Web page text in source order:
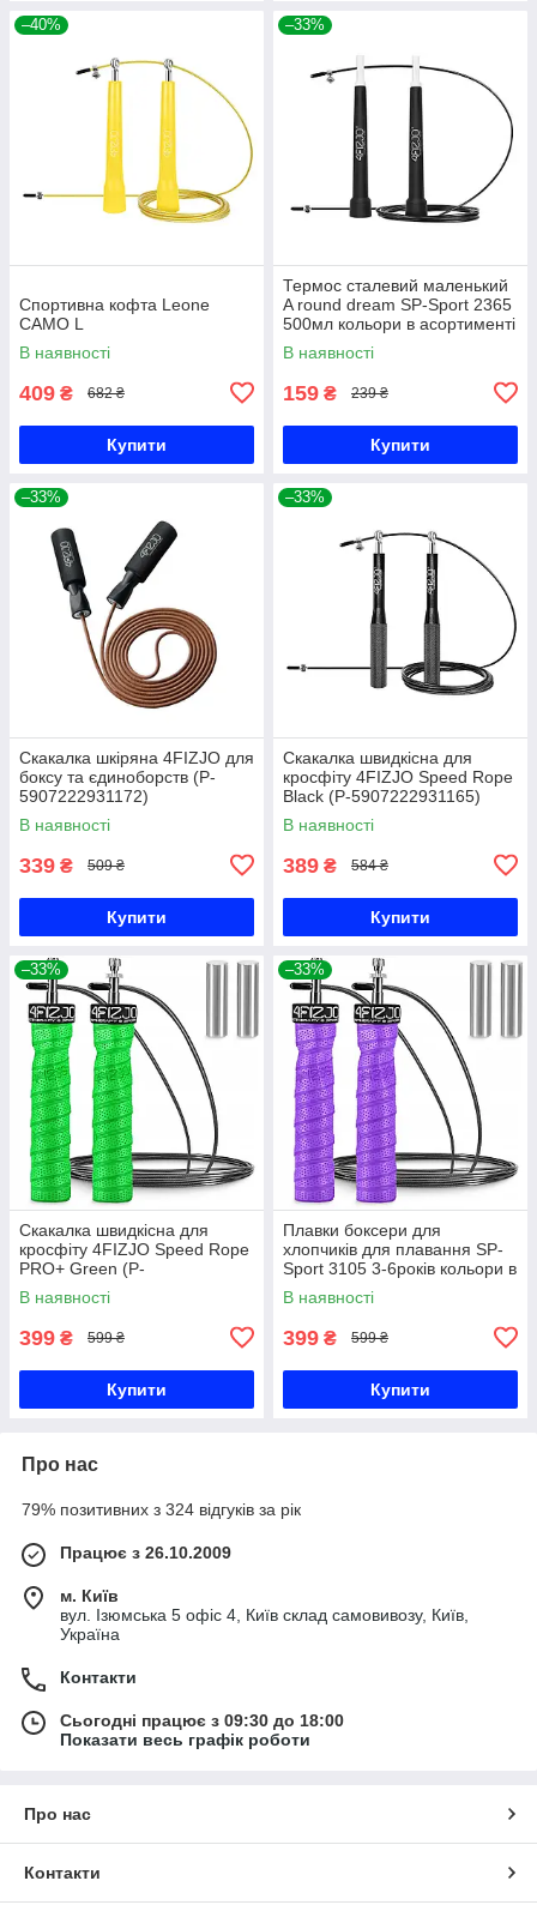
–40%
Спортивна кофта Leone
CAMO L
В наявності
409 ₴ 682 ₴
Купити
–33%
Термос сталевий маленький
A round dream SP-Sport 2365
500мл кольори в асортименті
Код 2365
В наявності
159 ₴ 239 ₴
Купити
–33%
Скакалка шкіряна 4FIZJO для
боксу та єдиноборств (P-
5907222931172)
В наявності
339 ₴ 509 ₴
Купити
–33%
Скакалка швидкісна для
кросфіту 4FIZJO Speed Rope
Black (P-5907222931165)
В наявності
389 ₴ 584 ₴
Купити
–33%
Скакалка швидкісна для
кросфіту 4FIZJO Speed Rope
PRO+ Green (P-
5907739313195)
В наявності
399 ₴ 599 ₴
Купити
–33%
Плавки боксери для
хлопчиків для плавання SP-
Sport 3105 3-6років кольори в
асортименті Код 3105
В наявності
399 ₴ 599 ₴
Купити
Про нас
79% позитивних з 324 відгуків за рік
Працює з 26.10.2009
м. Київ
вул. Ізюмська 5 офіс 4, Київ склад самовивозу, Київ,
Україна
Контакти
Сьогодні працює з 09:30 до 18:00
Показати весь графік роботи
Про нас
Контакти